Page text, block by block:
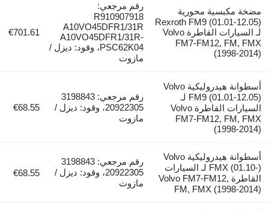
مكبسية محورية
Rexroth FM9 (01.01-
لـ السيارات القاطرة Volvo
FM7-FM12, FM,
(1998-
رقم مرجعي:
R910907918
A10VO45DFR1/31R
A10VO45DFR1/31R-
PSC62K04، وقود: ديزل /
€701.61
أسطوانة هيدروليكية Volvo
FM9 (01.01-12.05) لـ
السيارات القاطرة Volvo
FM7-FM12, FM,
(1998-
رقم مرجعي: 3198843
20922305، وقود: ديزل /
€68.55
أسطوانة هيدروليكية Volvo
FMX (01.10-) لـ السيارات
القاطرة Volvo FM7-FM12,
FM, FMX (1998-
رقم مرجعي: 3198843
20922305، وقود: ديزل /
مازوت
€68.55